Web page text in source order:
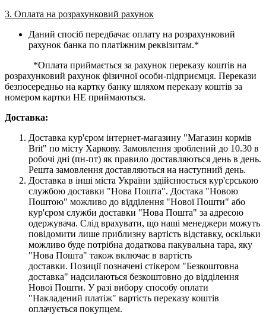
3. Оплата на розрахунковий рахунок
Даний спосіб передбачає оплату на розрахунковий
рахунок банка по платіжним реквізитам.*
*Оплата приймається за рахунок переказу коштів на
розрахунковий рахунок фізичної особи-підприємця. Перекази
безпосередньо на картку банку шляхом переказу коштів за
номером картки НЕ приймаються.
Доставка:
Доставка кур'єром інтернет-магазину "Магазин кормів
Brit" по місту Харкову. Замовлення зроблений до 10.30 в
робочі дні (пн-пт) як правило доставляються день в день.
Решта замовлення доставляються на наступний день.
Доставка в інші міста України здійснюється кур'єрською
службою доставки "Нова Пошта". Достака "Новою
Поштою" можливо до відділення "Нової Пошти" або
кур'єром служби доставки "Нова Пошта" за адресою
одержувача. Слід врахувати, що наші менеджери можуть
повідомити лише приблизну вартість відставку, оскільки
можливо буде потрібна додаткова пакувальна тара, яку
"Нова Пошта" також включає в вартість
доставки. Позиції позначені стікером "Безкоштовна
доставка" надсилаються безкоштовно до відділення
Нової Пошти. У разі вибору способу оплати
"Накладений платіж" вартість переказу коштів
оплачується покупцем.